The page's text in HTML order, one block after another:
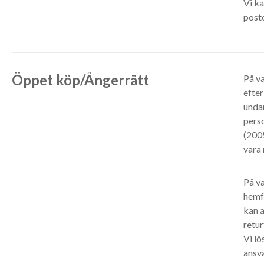
Vi
Öppet köp/Ångerrätt
På
efter
vara
På
kan
Vi